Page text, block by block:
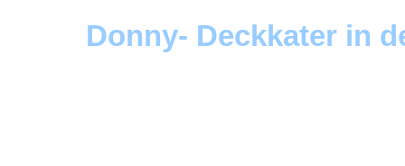
Donny- Deckkater in